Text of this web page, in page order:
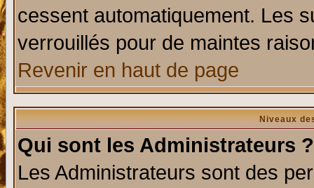
cessent automatiquement. Les
verrouillés pour de maintes
Revenir en haut de page
Niveaux
Qui sont les Administrateurs ?
Les Administrateurs sont des